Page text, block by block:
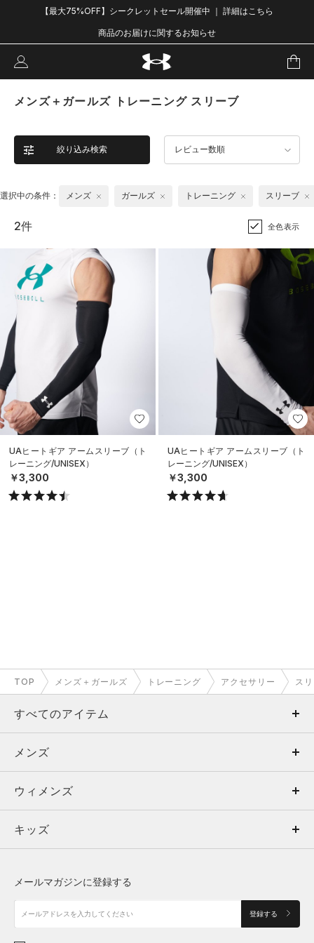
【最大75%OFF】シークレットセール開催中 ｜ 詳細はこちら
商品のお届けに関するお知らせ
メンズ＋ガールズ トレーニング スリーブ
絞り込み検索 レビュー数順
選択中の条件： メンズ ガールズ トレーニング スリーブ
2件 全色表示
UAヒートギア アームスリーブ（ト
レーニング/UNISEX）
￥3,300
UAヒートギア アームスリーブ（ト
レーニング/UNISEX）
￥3,300
TOP メンズ＋ガールズ トレーニング アクセサリー ス
すべてのアイテム
メンズ
ウィメンズ
キッズ
アクセサリー
メンズ
トップス
ボトムス
アクセサリー
ウィメンズ
トップス
シューズ
キッズ
メールマガジンに登録する
登録する